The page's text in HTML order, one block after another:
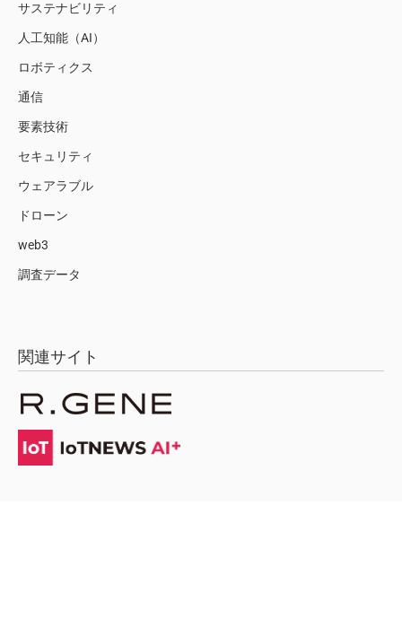
サステナビリティ
人工知能（AI）
ロボティクス
通信
要素技術
セキュリティ
ウェアラブル
ドローン
web3
調査データ
関連サイト